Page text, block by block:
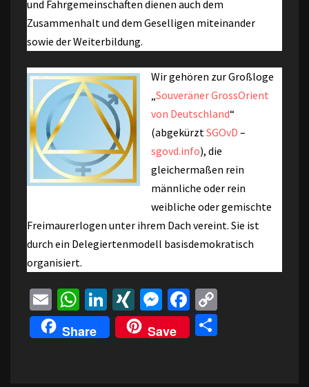
und Fahrgemeinschaften dienen auch dem
Zusammenhalt und dem Geselligen miteinander
sowie der Weiterbildung.
Wir gehören zur Großloge
„Souveräner GrossOrient
von Deutschland“
(abgekürztSGOvD –
sgovd.info), die
gleichermaßen rein
männliche oder rein
weibliche oder gemischte
Freimaurerlogen unter ihrem Dach vereint. Sie ist
durch ein Delegiertenmodell basisdemokratisch
organisiert.
E
m
ai
W
h
at
Li
n
ke
XI
N
G
M
es
se
Fa
ce
b
Share Save